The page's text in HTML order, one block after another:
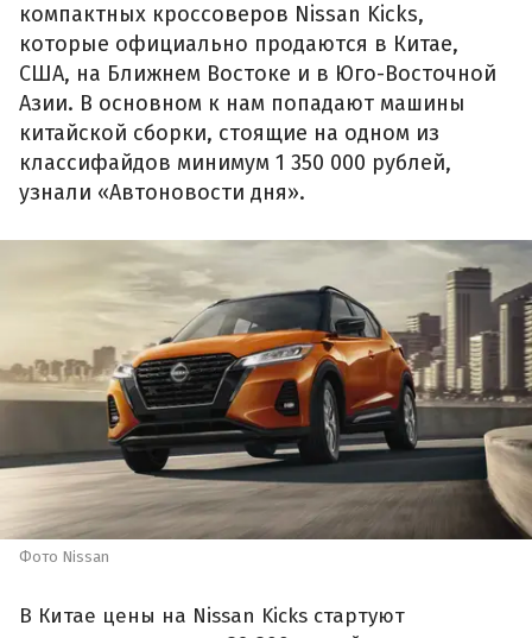
компактных кроссоверов Nissan Kicks,
которые официально продаются в Китае,
США, на Ближнем Востоке и в Юго-Восточной
Азии. В основном к нам попадают машины
китайской сборки, стоящие на одном из
классифайдов минимум 1 350 000 рублей,
узнали «Автоновости дня».
Фото Nissan
В Китае цены на Nissan Kicks стартуют